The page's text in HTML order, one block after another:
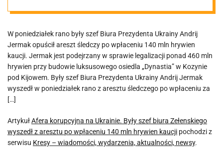
Zełenskiego
wyszedł z
aresztu po
wpłaceniu 140
mln hrywien
W poniedziałek rano były szef Biura Prezydenta Ukrainy Andrij
Jermak opuścił areszt śledczy po wpłaceniu 140 mln hrywien
kaucji. Jermak jest podejrzany w sprawie legalizacji ponad 460 mln
hrywien przy budowie luksusowego osiedla „Dynastia” w Kozynie
pod Kijowem. Były szef Biura Prezydenta Ukrainy Andrij Jermak
wyszedł w poniedziałek rano z aresztu śledczego po wpłaceniu za
[…]
ArtykułAfera korupcyjna na Ukrainie. Były szef biura Zełenskiego
wyszedł z aresztu po wpłaceniu 140 mln hrywien kaucji pochodzi z
serwisu Kresy – wiadomości, wydarzenia, aktualności, newsy.